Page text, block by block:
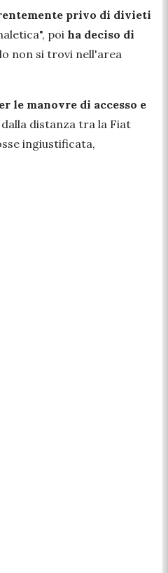
privo di divieti
poi ha deciso di
non si trovi nell'area
le manovre di accesso e
distanza tra la Fiat
ingiustificata,